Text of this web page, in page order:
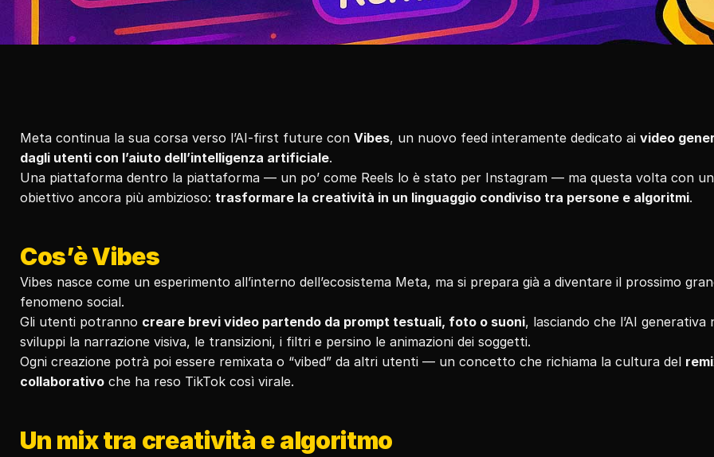
Meta continua la sua corsa verso l’AI-first future con Vibes, un nuovo feed interamente dedicato ai video
dagli utenti con l’aiuto dell’intelligenza artificiale.
Una piattaforma dentro la piattaforma — un po’ come Reels lo è stato per Instagram — ma questa volta con un
obiettivo ancora più ambizioso: trasformare la creatività in un linguaggio condiviso tra persone e algoritmi.
Cos’è Vibes
Vibes nasce come un esperimento all’interno dell’ecosistema Meta, ma si prepara già a diventare il prossimo
fenomeno social.
Gli utenti potranno creare brevi video partendo da prompt testuali, foto o suoni, lasciando che l’AI generativa
sviluppi la narrazione visiva, le transizioni, i filtri e persino le animazioni dei soggetti.
Ogni creazione potrà poi essere remixata o “vibed” da altri utenti — un concetto che richiama la cultura del
collaborativo che ha reso TikTok così virale.
Un mix tra creatività e algoritmo